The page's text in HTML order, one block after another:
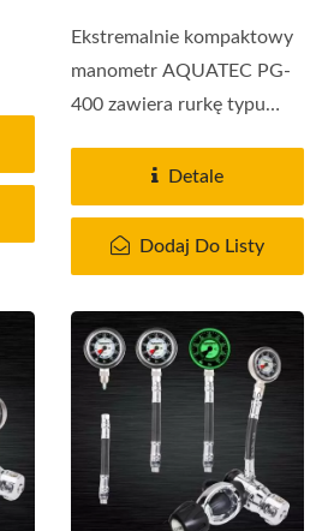
Ekstremalnie kompaktowy
manometr AQUATEC PG-
400 zawiera rurkę typu
mechanizm...Detale
Dodaj Do Listy